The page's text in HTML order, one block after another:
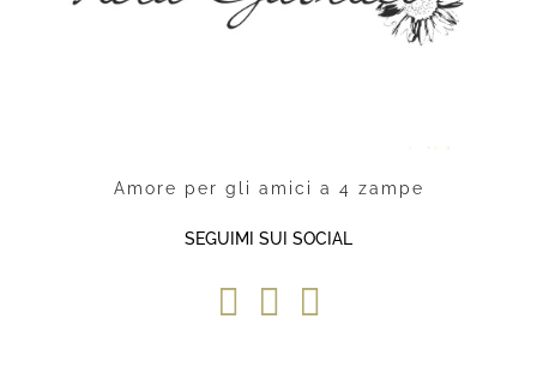
Amore per gli amici a 4 zampe
SEGUIMI SUI SOCIAL